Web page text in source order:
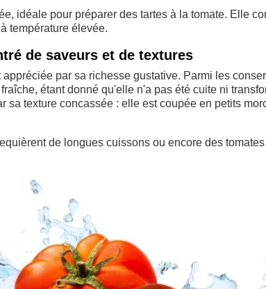
idéale pour préparer des tartes à la tomate. Elle
température élevée.
de saveurs et de textures
par sa richesse gustative. Parmi les
étant donné qu'elle n'a pas été cuite ni
sa texture concassée : elle est coupée en petits
de longues cuissons ou encore des